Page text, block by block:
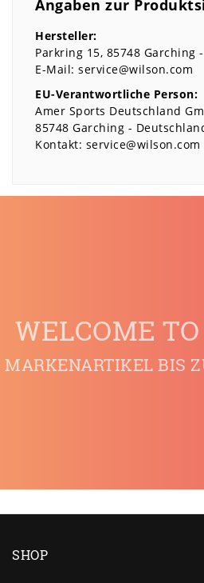
Angaben zur
Hersteller:
Parkring 15 85748 Garching
E-Mail: service@wilson.com
EU-Verantwortliche Person:
Amer Sports Deutschland
85748 Garching
Kontakt: service@wilson.com
WELCOME
MARKENARTIKEL BIS
SHOP